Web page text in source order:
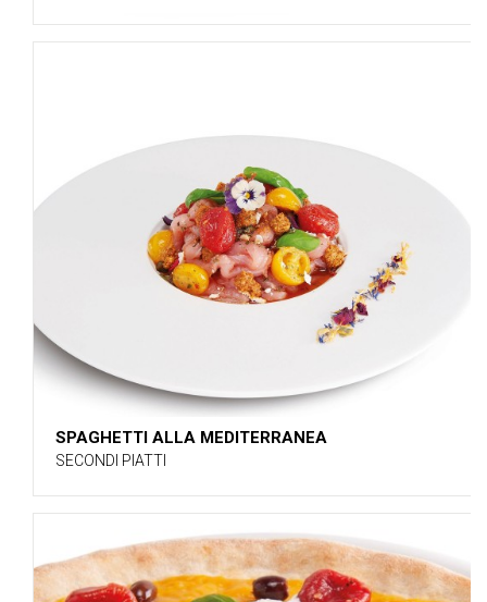
SPAGHETTI ALLA MEDITERRANEA
SECONDI PIATTI